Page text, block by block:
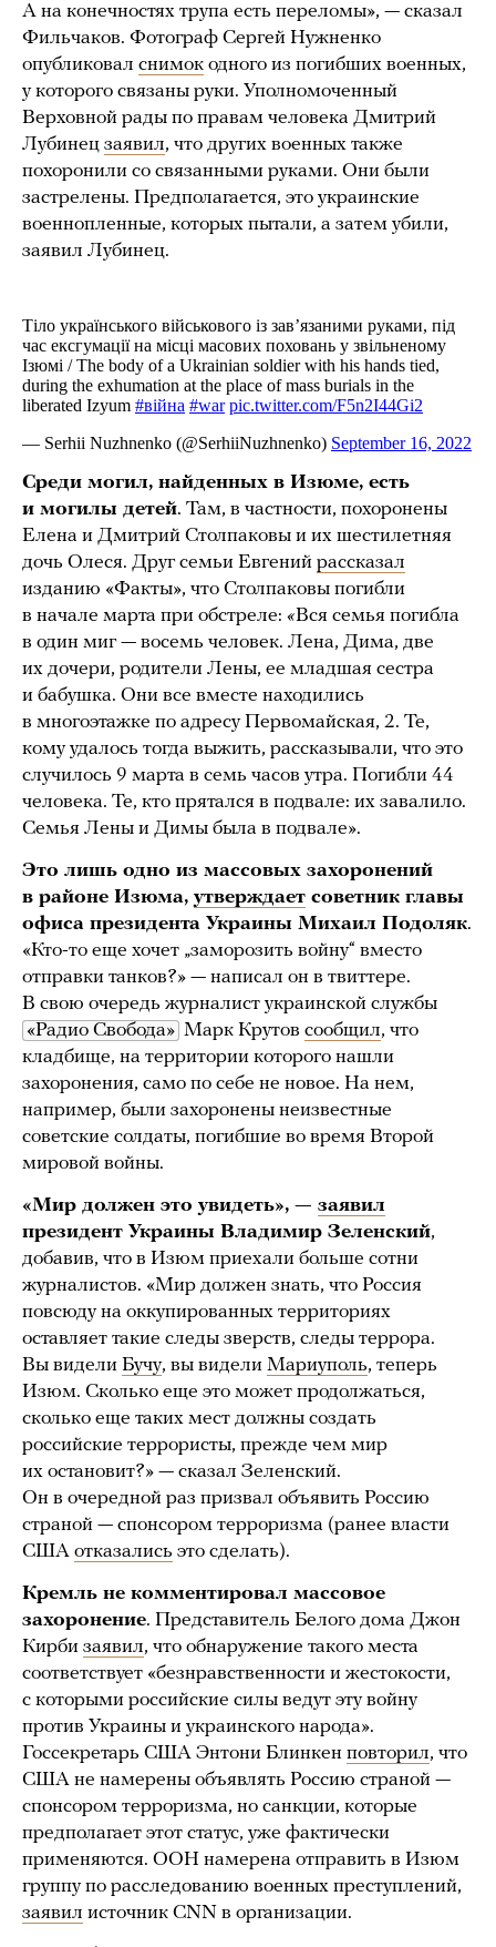
А на конечностях трупа есть переломы», — сказал
Фильчаков. Фотограф Сергей Нужненко
опубликовал снимок одного из погибших военных,
у которого связаны руки. Уполномоченный
Верховной рады по правам человека Дмитрий
Лубинец заявил, что других военных также
похоронили со связанными руками. Они были
застрелены. Предполагается, это украинские
военнопленные, которых пытали, а затем убили,
заявил Лубинец.
Среди могил, найденных в Изюме, есть
и могилы детей. Там, в частности, похоронены
Елена и Дмитрий Столпаковы и их шестилетняя
дочь Олеся. Друг семьи Евгений рассказал
изданию «Факты», что Столпаковы погибли
в начале марта при обстреле: «Вся семья погибла
в один миг — восемь человек. Лена, Дима, две
их дочери, родители Лены, ее младшая сестра
и бабушка. Они все вместе находились
в многоэтажке по адресу Первомайская, 2. Те,
кому удалось тогда выжить, рассказывали, что это
случилось 9 марта в семь часов утра. Погибли 44
человека. Те, кто прятался в подвале: их завалило.
Семья Лены и Димы была в подвале».
Это лишь одно из массовых захоронений
в районе Изюма, утверждает советник главы
офиса президента Украины Михаил Подоляк.
«Кто-то еще хочет „заморозить войну“ вместо
отправки танков?» — написал он в твиттере.
В свою очередь журналист украинской службы
«Радио Свобода» Марк Крутов сообщил, что
кладбище, на территории которого нашли
захоронения, само по себе не новое. На нем,
например, были захоронены неизвестные
советские солдаты, погибшие во время Второй
мировой войны.
«Мир должен это увидеть», — заявил
президент Украины Владимир Зеленский,
добавив, что в Изюм приехали больше сотни
журналистов. «Мир должен знать, что Россия
повсюду на оккупированных территориях
оставляет такие следы зверств, следы террора.
Вы видели Бучу, вы видели Мариуполь, теперь
Изюм. Сколько еще это может продолжаться,
сколько еще таких мест должны создать
российские террористы, прежде чем мир
их остановит?» — сказал Зеленский.
Он в очередной раз призвал объявить Россию
страной — спонсором терроризма (ранее власти
США отказались это сделать).
Кремль не комментировал массовое
захоронение. Представитель Белого дома Джон
Кирби заявил, что обнаружение такого места
соответствует «безнравственности и жестокости,
с которыми российские силы ведут эту войну
против Украины и украинского народа».
Госсекретарь США Энтони Блинкен повторил, что
США не намерены объявлять Россию страной —
спонсором терроризма, но санкции, которые
предполагает этот статус, уже фактически
применяются. ООН намерена отправить в Изюм
группу по расследованию военных преступлений,
заявил источник CNN в организации.